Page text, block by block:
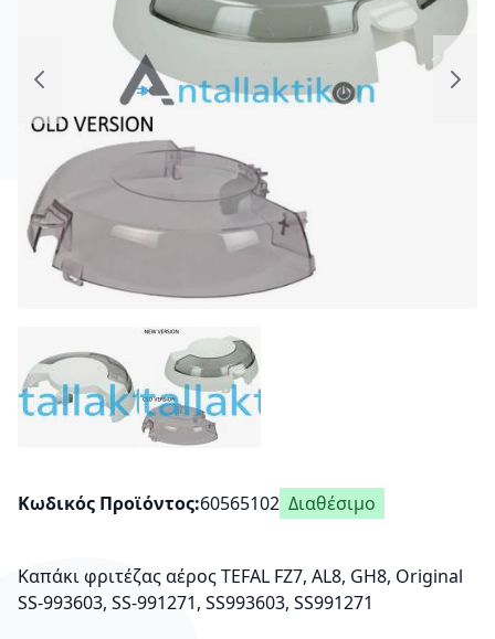
Κωδικός Προϊόντος 60565102 Διαθέσιμο
Καπάκι φριτέζας αέρος TEFAL FZ7, AL8, GH8, Original
SS-993603, SS-991271, SS993603, SS991271